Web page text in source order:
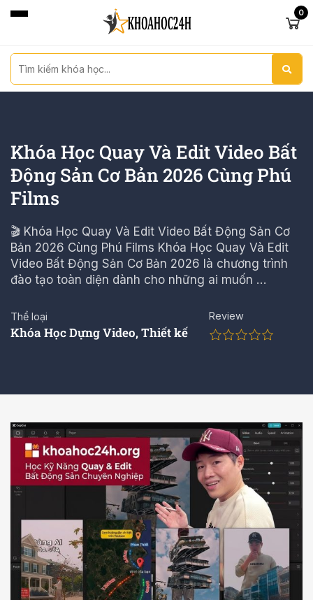
0
Khóa Học Quay Và Edit Video Bất
Động Sản Cơ Bản 2026 Cùng Phú
Films
🎬 Khóa Học Quay Và Edit Video Bất Động Sản Cơ
Bản 2026 Cùng Phú Films Khóa Học Quay Và Edit
Video Bất Động Sản Cơ Bản 2026 là chương trình
đào tạo toàn diện dành cho những ai muốn …
Thể loại
Khóa Học Dựng Video,Thiết kế
Review